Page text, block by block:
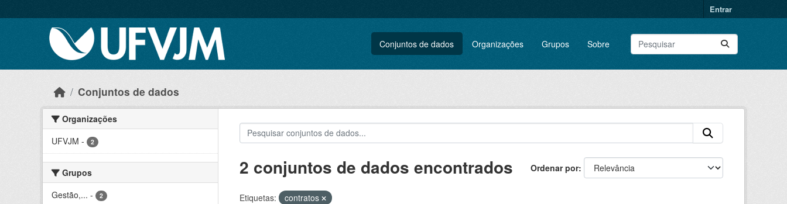
Entrar
Conjuntos de dados Organizações Grupos Sobre
Conjuntos de dados
Organizações
UFVJM - 2
Grupos
Gestão,... - 2
Ordenar por
2 conjuntos de dados encontrados
Etiquetas: contratos